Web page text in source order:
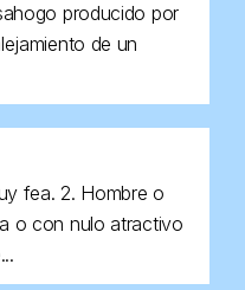
producido por
de un
fea. 2. Hombre o
o con nulo atractivo